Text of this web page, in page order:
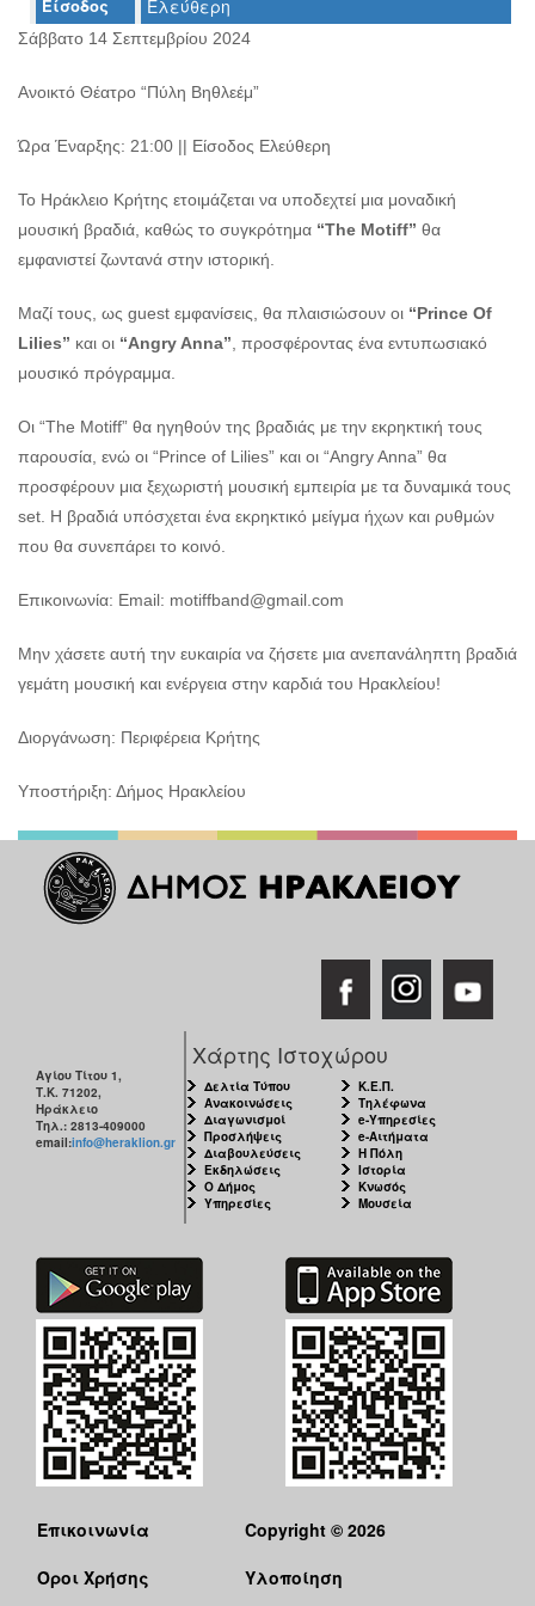
ΤΟΠΟΣ
ΑΝΘΕΚΤΙΚΗ
ΠΟΛΗ
Είσοδος Ελεύθερη
Σάββατο 14 Σεπτεμβρίου 2024
Ανοικτό Θέατρο “Πύλη Βηθλεέμ”
Ώρα Έναρξης: 21:00 || Είσοδος Ελεύθερη
Το Ηράκλειο Κρήτης ετοιμάζεται να υποδεχτεί μια μοναδική
μουσική βραδιά, καθώς το συγκρότημα “The Motiff” θα
εμφανιστεί ζωντανά στην ιστορική.
Μαζί τους, ως guest εμφανίσεις, θα πλαισιώσουν οι “Prince Of
Lilies” και οι “Angry Anna” , προσφέροντας ένα εντυπωσιακό
μουσικό πρόγραμμα.
Οι “The Motiff” θα ηγηθούν της βραδιάς με την εκρηκτική τους
παρουσία, ενώ οι “Prince of Lilies” και οι “Angry Anna” θα
προσφέρουν μια ξεχωριστή μουσική εμπειρία με τα δυναμικά τους
set. Η βραδιά υπόσχεται ένα εκρηκτικό μείγμα ήχων και ρυθμών
που θα συνεπάρει το κοινό.
Επικοινωνία: Email: motiffband@gmail.com
Μην χάσετε αυτή την ευκαιρία να ζήσετε μια ανεπανάληπτη βραδιά
γεμάτη μουσική και ενέργεια στην καρδιά του Ηρακλείου!
Διοργάνωση: Περιφέρεια Κρήτης
Υποστήριξη: Δήμος Ηρακλείου
Αγίου Τίτου 1,
Τ.Κ. 71202,
Ηράκλειο
Τηλ.: 2813-409000
email:info@heraklion.gr
Χάρτης Ιστοχώρου
Δελτία Τύπου
Ανακοινώσεις
Διαγωνισμοί
Προσλήψεις
Διαβουλεύσεις
Εκδηλώσεις
Ο Δήμος
Υπηρεσίες
Κ.Ε.Π.
Τηλέφωνα
e-Υπηρεσίες
e-Αιτήματα
Η Πόλη
Ιστορία
Κνωσός
Μουσεία
Επικοινωνία
Όροι Χρήσης
Copyright © 2026
Υλοποίηση